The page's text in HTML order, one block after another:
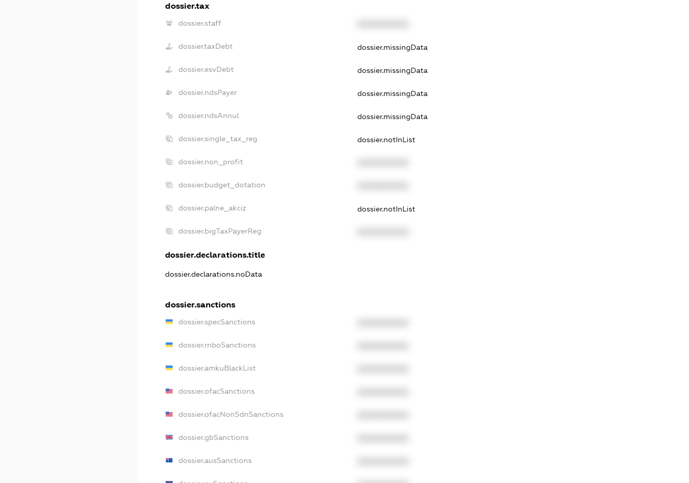
dossier.tax
dossier.staff
dossier.taxDebt dossier.missingData
dossier.esvDebt dossier.missingData
dossier.ndsPayer dossier.missingData
dossier.ndsAnnul dossier.missingData
dossier.single_tax_reg dossier.notInList
dossier.non_profit
dossier.budget_dotation
dossier.palne_akciz dossier.notInList
dossier.bigTaxPayerReg
dossier.declarations.title
dossier.declarations.noData
dossier.sanctions
dossier.specSanctions
dossier.rnboSanctions
dossier.amkuBlackList
dossier.ofacSanctions
dossier.ofacNonSdnSanctions
dossier.gbSanctions
dossier.ausSanctions